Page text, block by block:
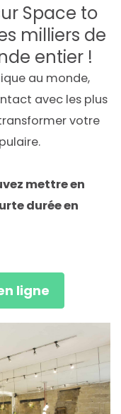
Space to
milliers de
entier !
au monde,
avec les plus
votre
mettre en
durée en
ligne